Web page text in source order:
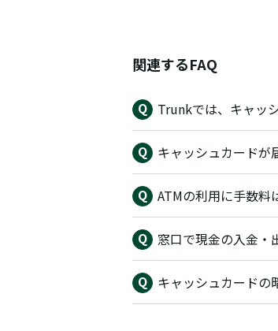
関連するFAQ
Trunkでは、キャッ
キャッシュカードが
ATMの利用に手数料
窓口で現金の入金・
キャッシュカードの